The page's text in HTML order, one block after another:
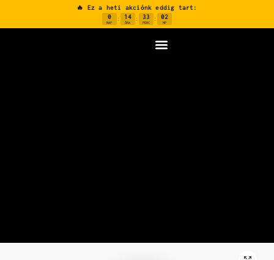
🔥 Ez a heti akciónk eddig tart:
0
NAP
: 14
ÓRA
: 33
PERC
: 01
MP